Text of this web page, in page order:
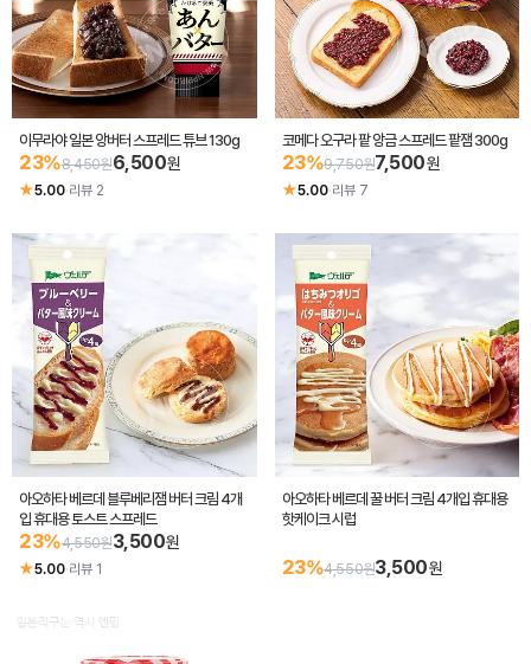
이무라야 일본 앙버터 스프레드 튜브 130g
23%8,450원6,500원
★5.00·리뷰 2
코메다 오구라 팥 앙금 스프레드 팥잼 300g
23%9,750원7,500원
★5.00·리뷰 7
아오하타 베르데 블루베리잼 버터 크림 4개
입 휴대용 토스트 스프레드
23%4,550원3,500원
★5.00·리뷰 1
아오하타 베르데 꿀 버터 크림 4개입 휴대용
핫케이크 시럽
23%4,550원3,500원